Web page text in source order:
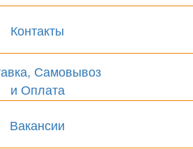
Контакты
Самовывоз
и Оплата
Вакансии